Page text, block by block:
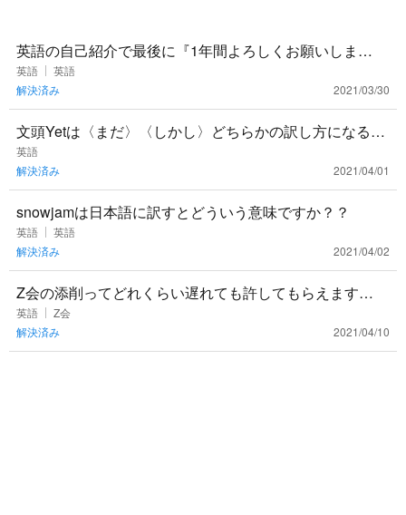
英語の自己紹介で最後に『1年間よろしくお願いしま
す。』と書きたいです。 学校で使ってもOKな言い方は何
かありますか？🙇‍
英語
英語
解決済み
2021/03/30
文頭Yetは〈まだ〉〈しかし〉どちらかの訳し方になると
思いますが、それぞれの見分け方はありますか？
英語
解決済み
2021/04/01
snowjamは日本語に訳すとどういう意味ですか？？
英語
英語
解決済み
2021/04/02
Z会の添削ってどれくらい遅れても許してもらえます
か、、、？ちょっと部活でできなかった間に溜まって困
ってます。
英語
Z会
解決済み
2021/04/10